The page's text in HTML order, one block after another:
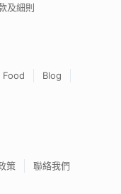
及細則
Food
Blog
策 聯絡我們